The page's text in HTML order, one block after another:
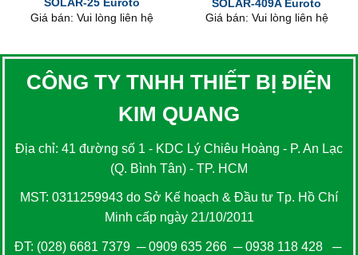
SOLAR-25 Euroto
Giá bán: Vui lòng liên hệ
SOLAR-409A Euroto
Giá bán: Vui lòng liên hệ
CÔNG TY TNHH THIẾT BỊ ĐIỆN
KIM QUANG
Địa chỉ: 41 đường số 1 - KDC Lý Chiêu Hoàng - P. An Lạc
(Q. Bình Tân) - TP. HCM
MST: 0311259943 do Sở Kế hoạch & Đầu tư Tp. Hồ Chí
Minh cấp ngày 21/10/2011
ĐT: (028) 6681 7379 ─0909 635 266─0938 118 428─